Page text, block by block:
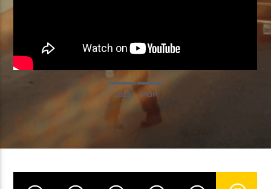
EN CE MOMENT
NEVER DULL
PROGRAMME DE NUIT
00:00 05:59
2023 POP